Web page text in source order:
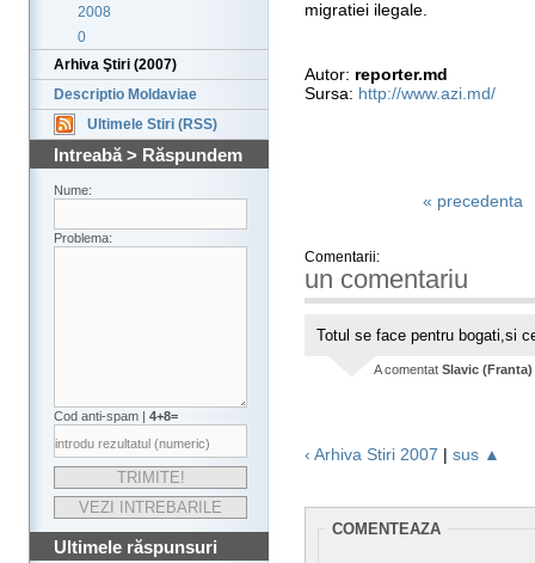
2008
0
Arhiva Ştiri (2007)
Descriptio Moldaviae
Ultimele Stiri (RSS)
Intreabă > Răspundem
Nume:
Problema:
Cod anti-spam | 4+8=
Ultimele răspunsuri
migratiei ilegale.
Autor: reporter.md
Sursa: http://www.azi.md/
« precedenta
Comentarii:
un comentariu
Totul se face pentru bogati,si
A comentat Slavic (Franta)
‹ Arhiva Stiri 2007 | sus ▲
COMENTEAZA